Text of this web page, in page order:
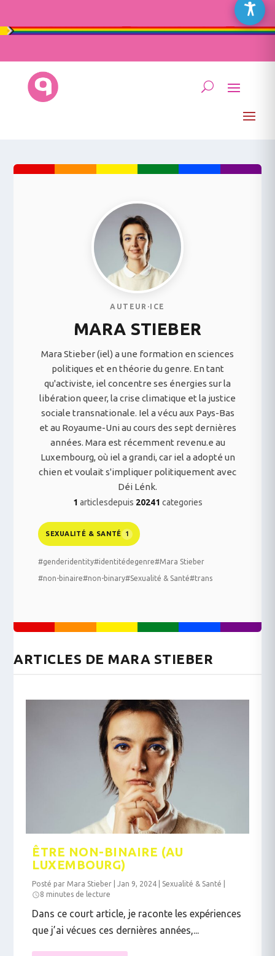
AUTEUR·ICE
MARA STIEBER
Mara Stieber (iel) a une formation en sciences
politiques et en théorie du genre. En tant
qu'activiste, iel concentre ses énergies sur la
libération queer, la crise climatique et la justice
sociale transnationale. Iel a vécu aux Pays-Bas
et au Royaume-Uni au cours des sept dernières
années. Mara est récemment revenu.e au
Luxembourg, où iel a grandi, car iel a adopté un
chien et voulait s'impliquer politiquement avec
Déi Lénk.
1 articlesdepuis 20241 categories
SEXUALITÉ & SANTÉ 1
#genderidentity#identitédegenre#Mara Stieber
#non-binaire#non-binary#Sexualité & Santé#trans
ARTICLES DE MARA STIEBER
ÊTRE NON-BINAIRE (AU
LUXEMBOURG)
Posté par Mara Stieber |Jan 9, 2024 Sexualité & Santé
8 minutes de lecture
Dans ce court article, je raconte les expériences
que j’ai vécues ces dernières années,...